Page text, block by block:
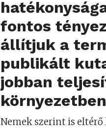
fontos
állítjuk a
publikált
jobban
Nemek szerint is